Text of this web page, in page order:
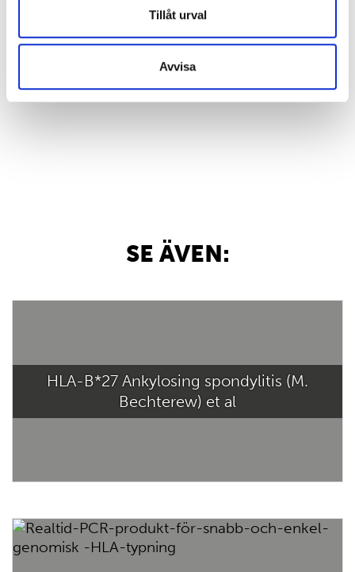
Tillåt urval
Avvisa
KONTAKTA OSS HÄR
SE ÄVEN:
HLA-B*27 Ankylosing spondylitis (M.
Bechterew) et al